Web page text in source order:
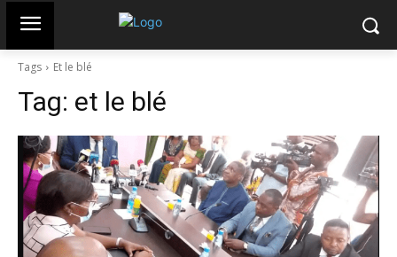
Tags Et le blé
Tag: et le blé